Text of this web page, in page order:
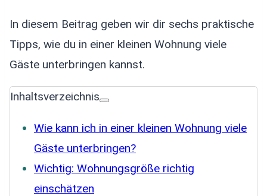
In diesem Beitrag geben wir dir sechs praktische
Tipps, wie du in einer kleinen Wohnung viele
Gäste unterbringen kannst.
Inhaltsverzeichnis
Wie kann ich in einer kleinen Wohnung viele
Gäste unterbringen?
Wichtig: Wohnungsgröße richtig
einschätzen